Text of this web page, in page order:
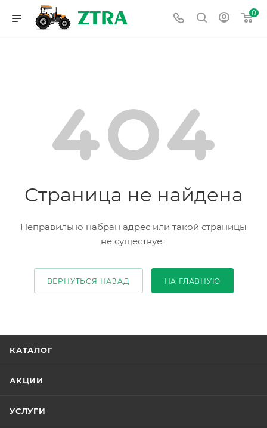
0
Страница не найдена
Неправильно набран адрес или такой страницы
не существует
ВЕРНУТЬСЯ НАЗАД НА ГЛАВНУЮ
КАТАЛОГ
АКЦИИ
УСЛУГИ